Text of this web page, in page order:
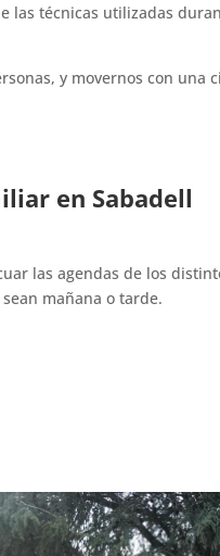
las técnicas utilizadas
y movernos con una
en Sabadell
las agendas de los
mañana o tarde.